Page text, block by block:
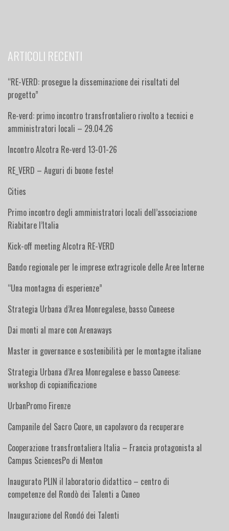
ARTICOLI RECENTI
“RE-VERD: prosegue la disseminazione dei risultati del
progetto”
Re-verd: primo incontro transfrontaliero rivolto a tecnici e
amministratori locali – 29.04.26
Incontro Alcotra Re-verd 13-01-26
RE_VERD – Auguri di buone feste!
Cities
Primo incontro degli amministratori locali dell’associazione
Riabitare l’Italia
Kick-off meeting Alcotra RE-VERD
Bando regionale per le imprese extragricole delle Aree Interne
“Una montagna di esperienze”
Strategia Urbana d’Area Monregalese, basso Cuneese
Dai monti al mare con Arenaways
Master in governance e sostenibilità per le montagne italiane
Strategia Urbana d’Area Monregalese e basso Cuneese:
workshop di copianificazione
UrbanPromo Firenze
Campanile del Sacro Cuore, un capolavoro da recuperare
Cooperazione transfrontaliera Italia – Francia protagonista al
Campus SciencesPo di Menton
Inaugurato PLIN il laboratorio didattico – centro di
competenze del Rondò dei Talenti a Cuneo
Inaugurazione del Rondó dei Talenti